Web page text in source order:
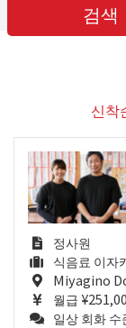
검색
신착
정사원
식음료 이자
Miyagino
월급
일상 회화